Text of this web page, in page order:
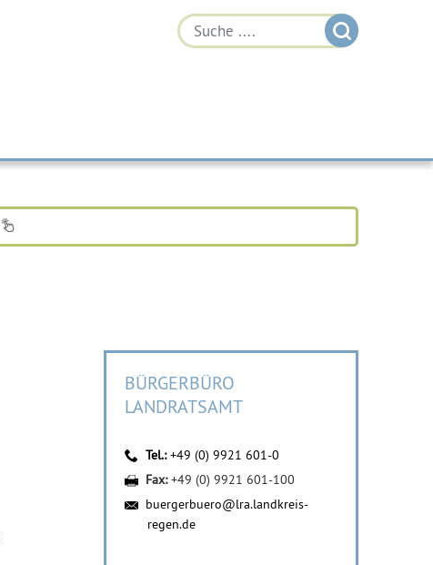
BÜRGERBÜRO
LANDRATSAMT
Tel.:+49 (0) 9921 601-0
Fax:+49 (0) 9921 601-100
buergerbuero@lra.landkreis-
regen.de